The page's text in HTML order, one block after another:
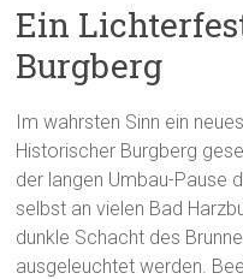
Ein
Burgberg
Im wahrsten Sinn ein
Historischer Burgberg
der langen Umbau-Pause
selbst an vielen Bad
dunkle Schacht des
ausgeleuchtet werden.